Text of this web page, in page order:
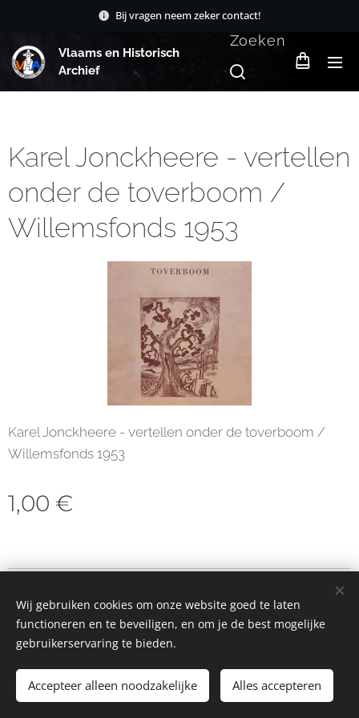
Bij vragen neem zeker contact!
Vlaams en Historisch
Archief
Zoeken
Karel Jonckheere - vertellen
onder de toverboom /
Willemsfonds 1953
Karel Jonckheere - vertellen onder de toverboom /
Willemsfonds 1953
1,00 €
Toevoegen aan de winkelwagen
Cookies
Wij gebruiken cookies om onze website goed te laten
functioneren en te beveiligen, en om je de best mogelijke
gebruikerservaring te bieden.
Accepteer alleen noodzakelijke Alles accepteren